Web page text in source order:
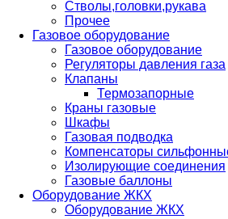
Стволы,головки,рукава
Прочее
Газовое оборудование
Газовое оборудование
Регуляторы давления газа
Клапаны
Термозапорные
Краны газовые
Шкафы
Газовая подводка
Компенсаторы
Изолирующие соединения
Газовые баллоны
Оборудование ЖКХ
Оборудование ЖКХ